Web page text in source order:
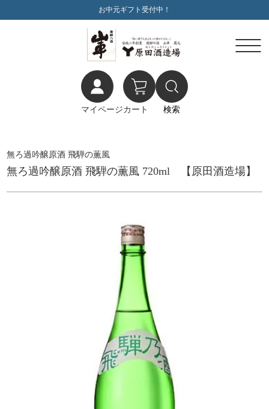
お中元ギフト受付中！
マイページカート 検索
無ろ過吟醸原酒 飛騨の薫風
無ろ過吟醸原酒 飛騨の薫風 720ml 【原田酒造場】